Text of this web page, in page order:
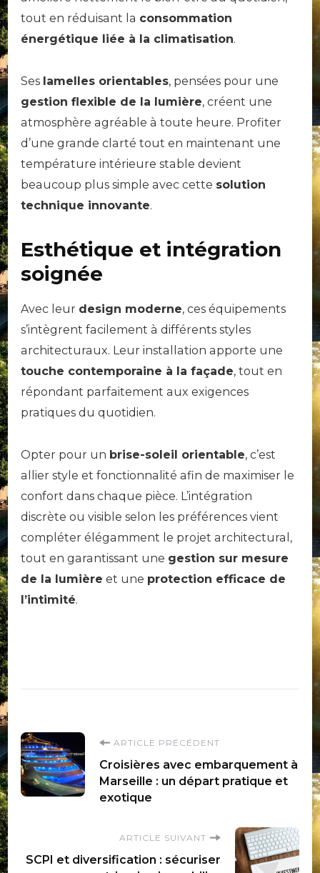
tout en réduisant la consommation
énergétique liée à la climatisation.
Ses lamelles orientables, pensées pour une
gestion flexible de la lumière, créent une
atmosphère agréable à toute heure. Profiter
d’une grande clarté tout en maintenant une
température intérieure stable devient
beaucoup plus simple avec cette solution
technique innovante.
Esthétique et intégration
soignée
Avec leur design moderne, ces équipements
s’intègrent facilement à différents styles
architecturaux. Leur installation apporte une
touche contemporaine à la façade, tout en
répondant parfaitement aux exigences
pratiques du quotidien.
Opter pour un brise-soleil orientable, c’est
allier style et fonctionnalité afin de maximiser le
confort dans chaque pièce. L’intégration
discrète ou visible selon les préférences vient
compléter élégamment le projet architectural,
tout en garantissant une gestion sur mesure
de la lumière et une protection efficace de
l’intimité.
Navigation
d'article
ARTICLE PRÉCÉDENT
Croisières avec embarquement à
Marseille : un départ pratique et
exotique
ARTICLE SUIVANT
SCPI et diversification : sécuriser